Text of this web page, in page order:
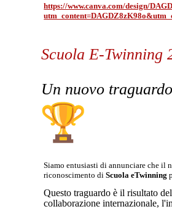
https://www.canva.com/design/
Scuola E-Twinning
Un nuovo
Siamo entusiasti di annunciare che il
riconoscimento diScuola eTwinning
Questo traguardo è il risultato
collaborazione internazionale,